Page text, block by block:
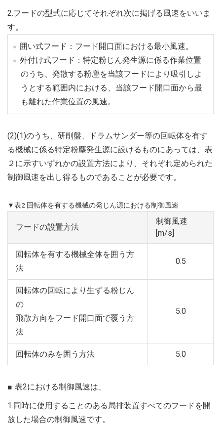
2.フードの型式に応じてそれぞれ次に掲げる風速をいいま
す。
囲い式フード：フード開口面における最小風速。
外付け式フード：特定粉じん発生源に係る作業位置
のうち、発散する粉塵を当該フードにより吸引しよ
うとする範囲内における、当該フード開口面から最
も離れた作業位置の風速。
(2)(1)のうち、研削盤、ドラムサンダー等の回転体を有す
る機械に係る特定粉塵発生源に設けるものにあっては、表
２に示すいずれかの設置方法により、それぞれ定められた
制御風速を出し得るものであることが必要です。
▼表2 回転体を有する機械の発じん源における制御風速
フードの設置方法
制御風速
[m/s]
回転体を有する機械全体を囲う方
法
0.5
回転体の回転により生ずる粉じん
の
飛散方向をフード開口面で覆う方
法
5.0
回転体のみを囲う方法 5.0
表2における制御風速は、
1.同時に使用することのある局排装置すべてのフードを開
放した場合の制御風速です。